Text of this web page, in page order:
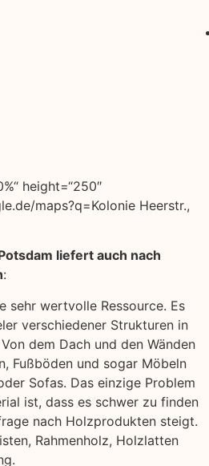
height=“250″
maps?q=Kolonie Heerstr.,
liefert auch nach
:
sehr wertvolle Ressource. Es
verschiedener Strukturen in
dem Dach und den Wänden
Fußböden und sogar Möbeln
Sofas. Das einzige Problem
ist, dass es schwer zu finden
nach Holzprodukten steigt.
Rahmenholz, Holzlatten